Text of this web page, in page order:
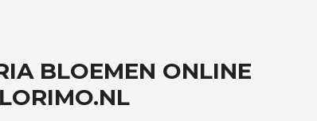
BLOEMEN ONLINE